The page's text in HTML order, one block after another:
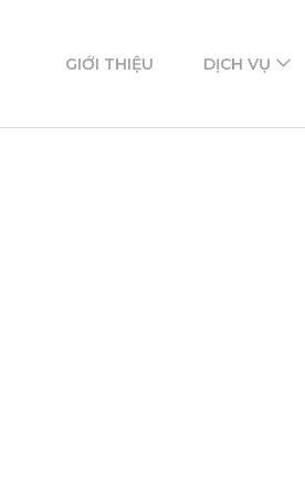
GIỚI THIỆU DỊCH VỤ